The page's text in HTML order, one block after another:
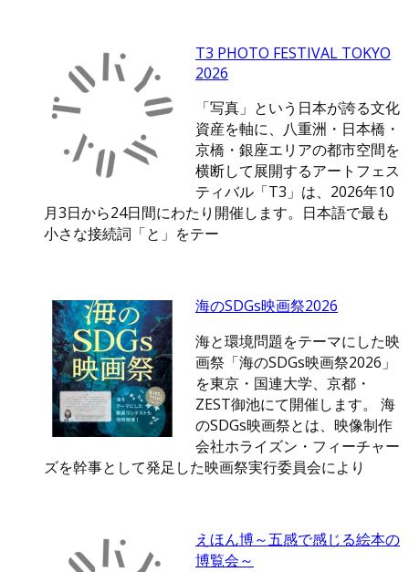
T3 PHOTO FESTIVAL TOKYO
2026
「写真」という日本が誇る文化
資産を軸に、八重洲・日本橋・
京橋・銀座エリアの都市空間を
横断して展開するアートフェス
ティバル「T3」は、2026年10
月3日から24日間にわたり開催します。日本語で最も
小さな接続詞「と」をテー
海のSDGs映画祭2026
海と環境問題をテーマにした映
画祭「海のSDGs映画祭2026」
を東京・国連大学、京都・
ZEST御池にて開催します。 海
のSDGs映画祭とは、映像制作
会社ホライズン・フィーチャー
ズを幹事として発足した映画祭実行委員会により
えほん博～五感で感じる絵本の
博覧会～